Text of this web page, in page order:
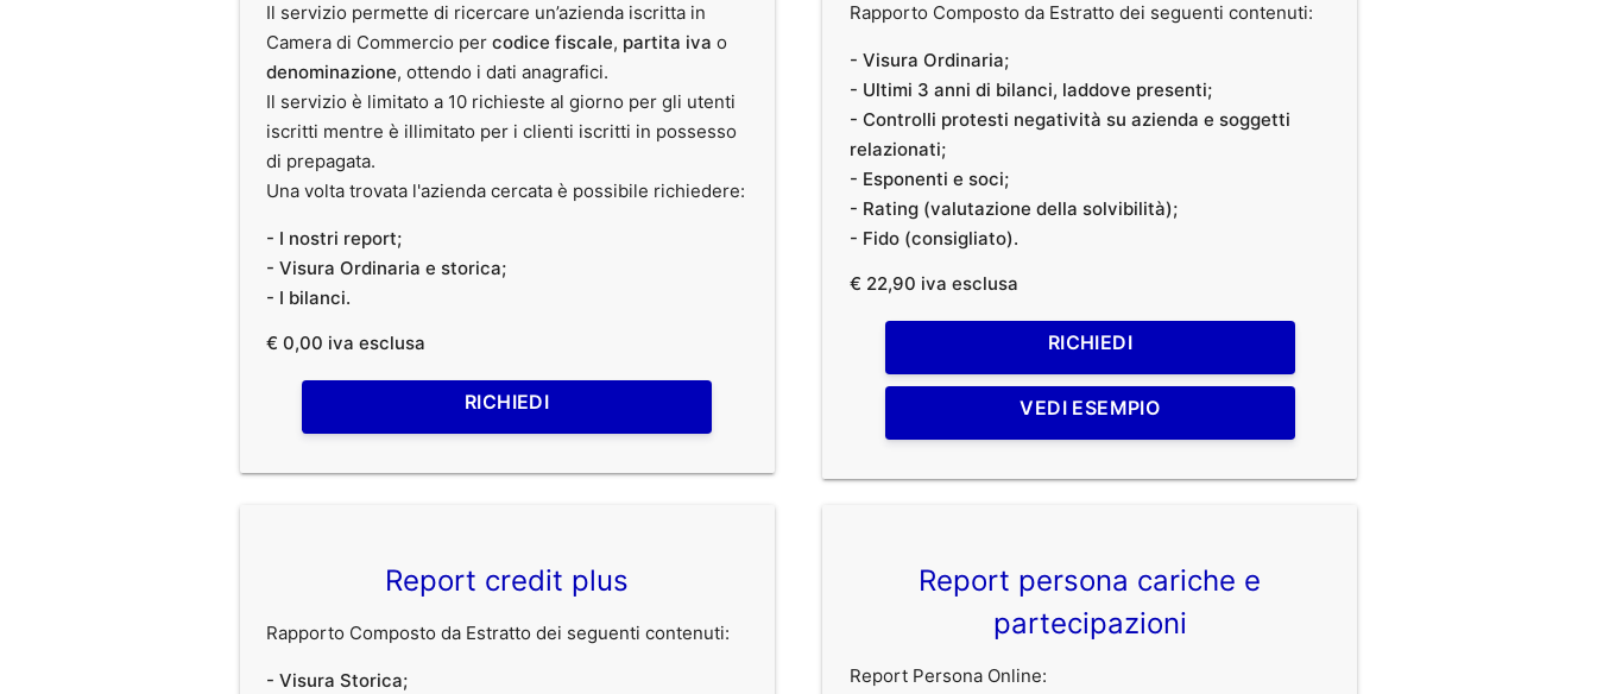
Il servizio permette di ricercare un’azienda iscritta in
Camera di Commercio percodice fiscale, partita iva o
denominazione, ottendo i dati anagrafici.
Il servizio è limitato a 10 richieste al giorno per gli utenti
iscritti mentre è illimitato per i clienti iscritti in possesso
di prepagata.
Una volta trovata l'azienda cercata è possibile richiedere:
- I nostri report;
- Visura Ordinaria e storica;
- I bilanci.
€ 0,00 iva esclusa
RICHIEDI
Rapporto Composto da Estratto dei seguenti contenuti:
- Visura Ordinaria;
- Ultimi 3 anni di bilanci, laddove presenti;
- Controlli protesti negatività su azienda e soggetti
relazionati;
- Esponenti e soci;
- Rating (valutazione della solvibilità);
- Fido (consigliato).
€ 22,90 iva esclusa
RICHIEDI
VEDI ESEMPIO
Report credit plus
Rapporto Composto da Estratto dei seguenti contenuti:
- Visura Storica;
Report persona cariche e
partecipazioni
Report Persona Online: